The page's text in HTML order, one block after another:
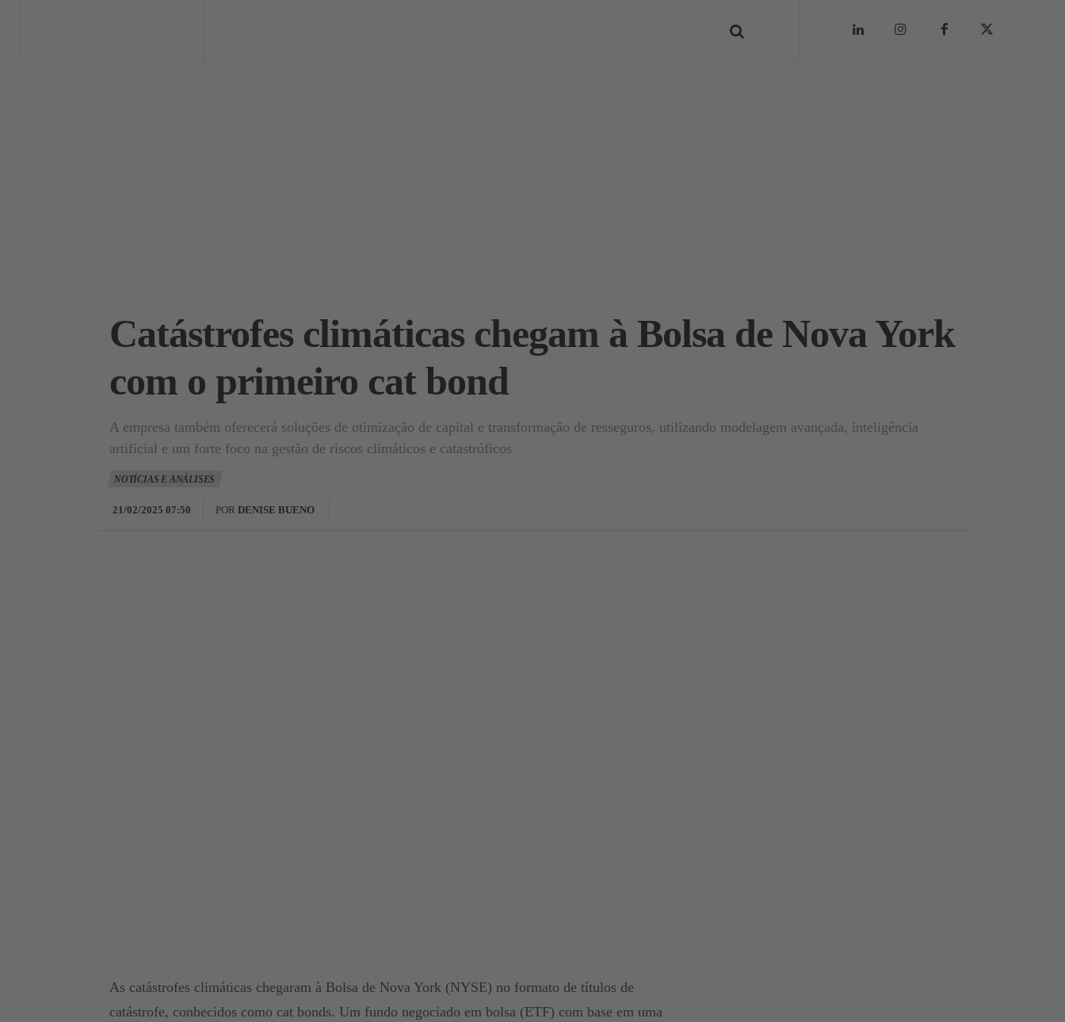
Catástrofes climáticas chegam à Bolsa de Nova York
com o primeiro cat bond
A empresa também oferecerá soluções de otimização de capital e transformação de resseguros, utilizando modelagem avançada, inteligência
artificial e um forte foco na gestão de riscos climáticos e catastróficos
NOTÍCIAS E ANÁLISES
21/02/2025 07:50 POR DENISE BUENO
As catástrofes climáticas chegaram à Bolsa de Nova York (NYSE) no formato de títulos de
catástrofe, conhecidos como cat bonds. Um fundo negociado em bolsa (ETF) com base em uma